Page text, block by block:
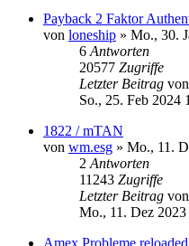
Payback 2 Faktor
von loneship » Mo., 30.
6 Antworten
20577 Zugriffe
Letzter Beitrag von
So., 25. Feb 2024
1822 / mTAN
von wm.esg » Mo., 11.
2 Antworten
11243 Zugriffe
Letzter Beitrag von
Mo., 11. Dez
Amex Probleme reloaded